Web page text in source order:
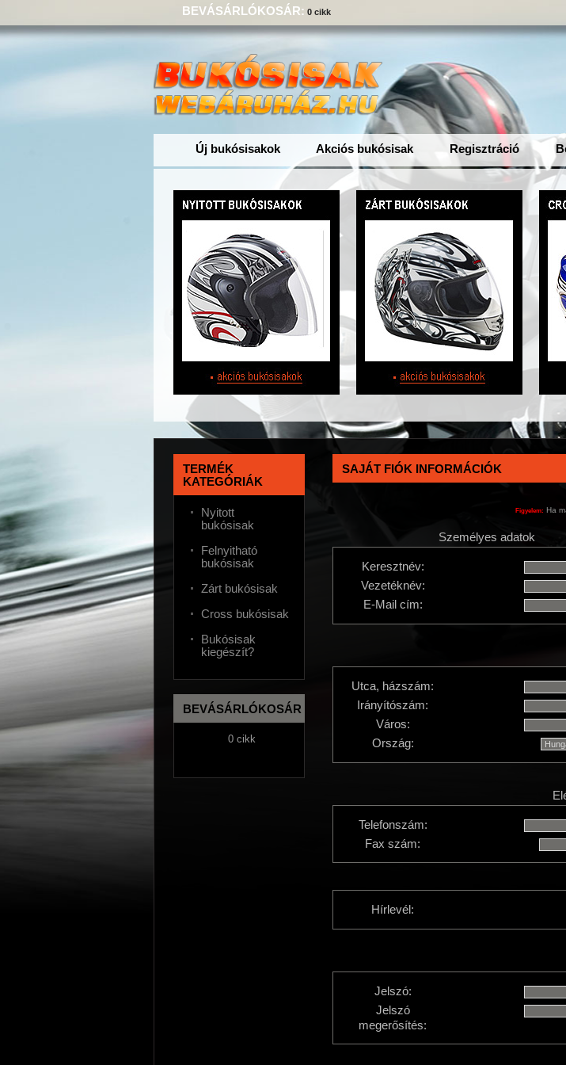
BEVÁSÁRLÓKOSÁR: 0 cikk
Új bukósisakok Akciós bukósisak Regisztráció
TERMÉK
KATEGÓRIÁK
Nyitott
bukósisak
Felnyitható
bukósisak
Zárt bukósisak
Cross bukósisak
Bukósisak
kiegészít?
BEVÁSÁRLÓKOSÁR
0 cikk
SAJÁT FIÓK INFORMÁCIÓK
Figyelem: Ha
Személyes adatok
Keresztnév:
Vezetéknév:
E-Mail cím:
Utca, házszám:
Irányítószám:
Város:
Ország:
Telefonszám:
Fax szám:
Hírlevél:
Jelszó:
Jelszó
megerősítés: